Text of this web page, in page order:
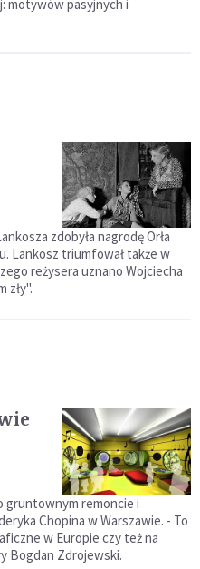
motywów pasyjnych i
zdobyła nagrodę Orła
Lankosz triumfował także w
reżysera uznano Wojciecha
zły".
gruntownym remoncie i
Chopina w Warszawie. - To
w Europie czy też na
Bogdan Zdrojewski.